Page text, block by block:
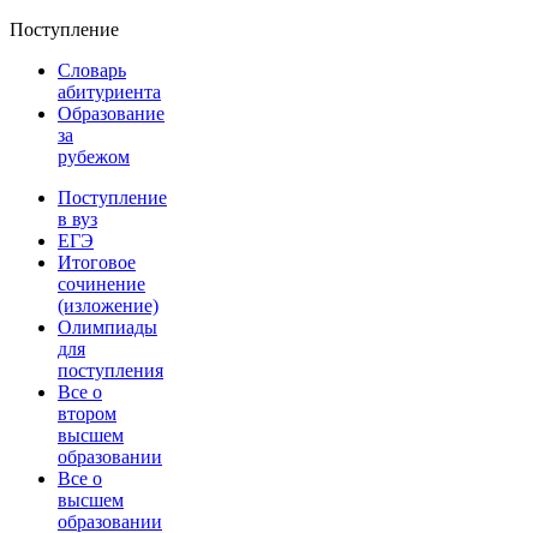
Поступление
Словарь
абитуриента
Образование
за
рубежом
Поступление
в вуз
ЕГЭ
Итоговое
сочинение
(изложение)
Олимпиады
для
поступления
Все о
втором
высшем
образовании
Все о
высшем
образовании